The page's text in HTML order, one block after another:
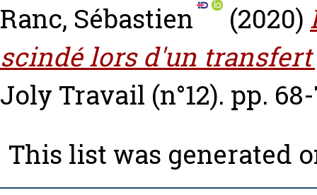
Ranc, Sébastien
(2020)
scindé lors d'un
Joly Travail (n°12). pp. 68-
This list was generated